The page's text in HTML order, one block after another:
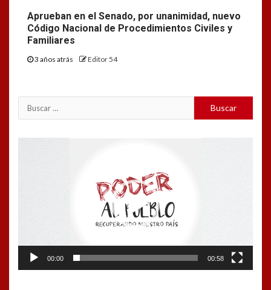
Aprueban en el Senado, por unanimidad, nuevo
Código Nacional de Procedimientos Civiles y
Familiares
3 años atrás Editor 54
Buscar:
00:00 00:58